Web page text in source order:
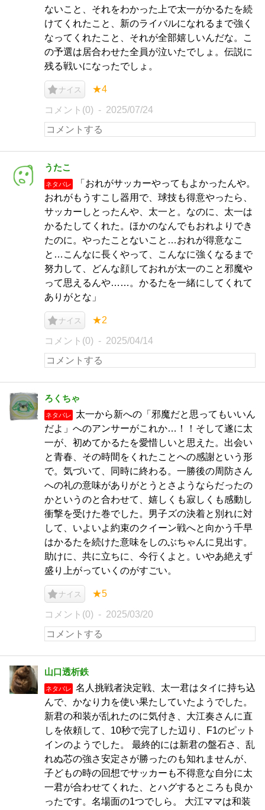
ないこと、それをわかった上で太一がかるたを続
けてくれたこと、新のライバルになれるまで強く
なってくれたこと、それが全部嬉しいんだな。こ
の予選は居合わせた全員が泣いたでしょ。伝説に
残る戦いになったでしょ。
ナイス ★4
コメント(0) 2025/07/24
うたこ
ネタバレ
「おれがサッカーやってもよかったんや。
おれがもうすこし器用で、球技も得意やったら、
サッカーしとったんや、太一と。なのに、太一は
かるたしてくれた。ほかのなんでもおれよりでき
たのに。やったことないこと…おれが得意なこ
と…こんなに長くやって、こんなに強くなるまで
努力して、どんな顔しておれが太一のこと邪魔や
って思えるんや……。かるたを一緒にしてくれて
ありがとな」
ナイス ★2
コメント(0) 2025/04/14
ろくちゃ
ネタバレ
太一から新への「邪魔だと思ってもいいん
だよ」へのアンサーがこれか…！！そして遂に太
一が、初めてかるたを愛惜しいと思えた。出会い
と青春、その時間をくれたことへの感謝という形
で。気づいて、同時に終わる。一勝後の周防さん
への礼の意味がありがとうとさようならだったの
かというのと合わせて、嬉しくも寂しくも感動し
衝撃を受けた巻でした。男子ズの決着と別れに対
して、いよいよ約束のクイーン戦へと向かう千早
はかるたを続けた意味をしのぶちゃんに見出す。
助けに、共に立ちに、今行くよと。いやあ絶えず
盛り上がっていくのがすごい。
ナイス ★5
コメント(0) 2025/03/20
山口透析鉄
ネタバレ
名人挑戦者決定戦、太一君はタイに持ち込
んで、かなり力を使い果たしていたようでした。
新君の和装が乱れたのに気付き、大江奏さんに直
しを依頼して、10秒で完了した辺り、F1のピット
インのようでした。 最終的には新君の盤石さ、乱
れぬ芯の強さ安定さが勝ったのも知れませんが、
子どもの時の回想でサッカーも不得意な自分に太
一君が合わせてくれた、とハグするところも良か
ったです。名場面の1つでしら。 大江ママは和装